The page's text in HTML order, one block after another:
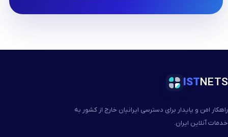
ISTNETS
راهکار امن و پایدار برای دسترسی ایرانیان خارج از کشور به
خدمات آنلاین ایران.